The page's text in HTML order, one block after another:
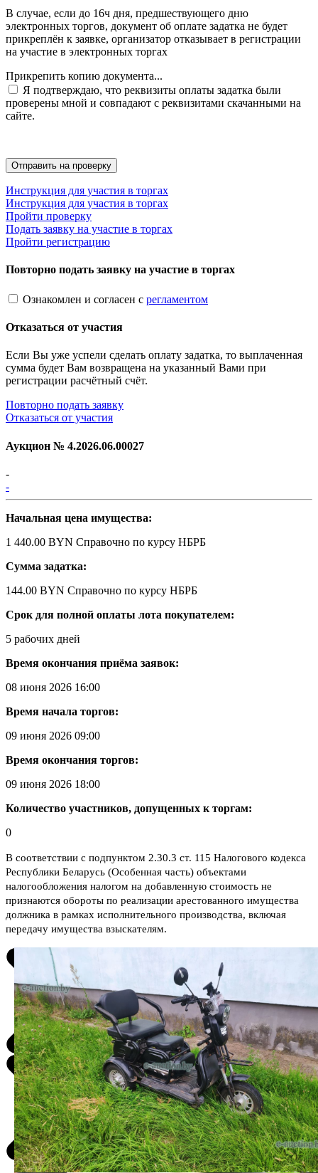
В случае, если до 16ч дня, предшествующего дню
электронных торгов, документ об оплате задатка не будет
прикреплён к заявке, организатор отказывает в регистрации
на участие в электронных торгах
Прикрепить копию документа...
Я подтверждаю, что реквизиты оплаты задатка были
проверены мной и совпадают с реквизитами скачанными на
сайте.
Инструкция для участия в торгах
Инструкция для участия в торгах
Пройти проверку
Подать заявку на участие в торгах
Пройти регистрацию
Повторно подать заявку на участие в торгах
Ознакомлен и согласен с регламентом
Отказаться от участия
Если Вы уже успели сделать оплату задатка, то выплаченная
сумма будет Вам возвращена на указанный Вами при
регистрации расчётный счёт.
Повторно подать заявку
Отказаться от участия
Аукцион № 4.2026.06.00027
-
-
Начальная цена имущества:
1 440.00 BYN Справочно по курсу НБРБ
Сумма задатка:
144.00 BYN Справочно по курсу НБРБ
Срок для полной оплаты лота покупателем:
5 рабочих дней
Время окончания приёма заявок:
08 июня 2026 16:00
Время начала торгов:
09 июня 2026 09:00
Время окончания торгов:
09 июня 2026 18:00
Количество участников, допущенных к торгам:
0
В соответствии с подпунктом 2.30.3 ст. 115 Налогового кодекса
Республики Беларусь (Особенная часть) объектами
налогообложения налогом на добавленную стоимость не
признаются обороты по реализации арестованного имущества
должника в рамках исполнительного производства, включая
передачу имущества взыскателям.